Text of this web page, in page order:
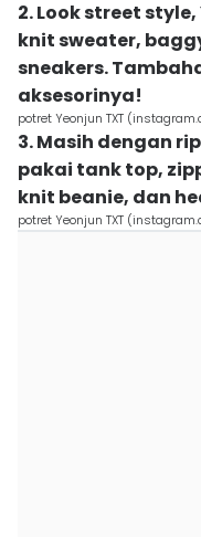
2. Look street
knit sweater,
sneakers.
aksesorinya!
potret Yeonjun TXT
3. Masih dengan
pakai tank top,
knit beanie, dan
potret Yeonjun TXT